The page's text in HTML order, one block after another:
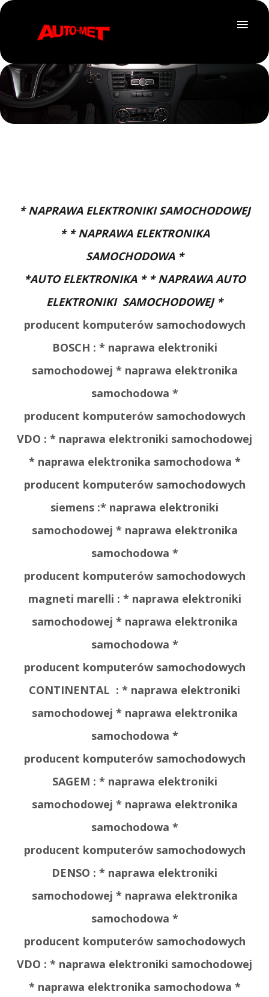
* NAPRAWA ELEKTRONIKI SAMOCHODOWEJ
* * NAPRAWA ELEKTRONIKA
SAMOCHODOWA *
*AUTO ELEKTRONIKA * * NAPRAWA AUTO
ELEKTRONIKI SAMOCHODOWEJ *
producent komputerów samochodowych
BOSCH : * naprawa elektroniki
samochodowej * naprawa elektronika
samochodowa *
producent komputerów samochodowych
VDO : * naprawa elektroniki samochodowej
* naprawa elektronika samochodowa *
producent komputerów samochodowych
siemens :* naprawa elektroniki
samochodowej * naprawa elektronika
samochodowa *
producent komputerów samochodowych
magneti marelli : * naprawa elektroniki
samochodowej * naprawa elektronika
samochodowa *
producent komputerów samochodowych
CONTINENTAL : * naprawa elektroniki
samochodowej * naprawa elektronika
samochodowa *
producent komputerów samochodowych
SAGEM : * naprawa elektroniki
samochodowej * naprawa elektronika
samochodowa *
producent komputerów samochodowych
DENSO : * naprawa elektroniki
samochodowej * naprawa elektronika
samochodowa *
producent komputerów samochodowych
VDO : * naprawa elektroniki samochodowej
* naprawa elektronika samochodowa *